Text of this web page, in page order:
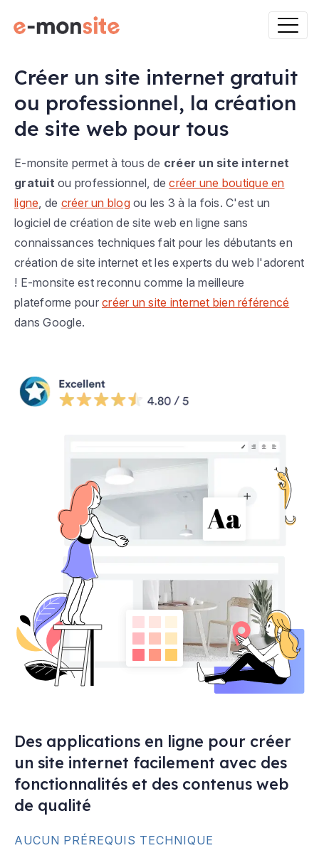
Créer un site internet gratuit
ou professionnel, la création
de site web pour tous
E-monsite permet à tous de créer un site internet
gratuit ou professionnel, decréer une boutique en
ligne , de créer un blogou les 3 à la fois. C'est un
logiciel de création de site web en ligne sans
connaissances techniques fait pour les débutants en
création de site internet et les experts du web l'adorent
! E-monsite est reconnu comme la meilleure
plateforme pour créer un site internet bien référencé
dans Google.
Des applications en ligne pour créer
un site internet facilement avec des
fonctionnalités et des contenus web
de qualité
AUCUN PRÉREQUIS TECHNIQUE